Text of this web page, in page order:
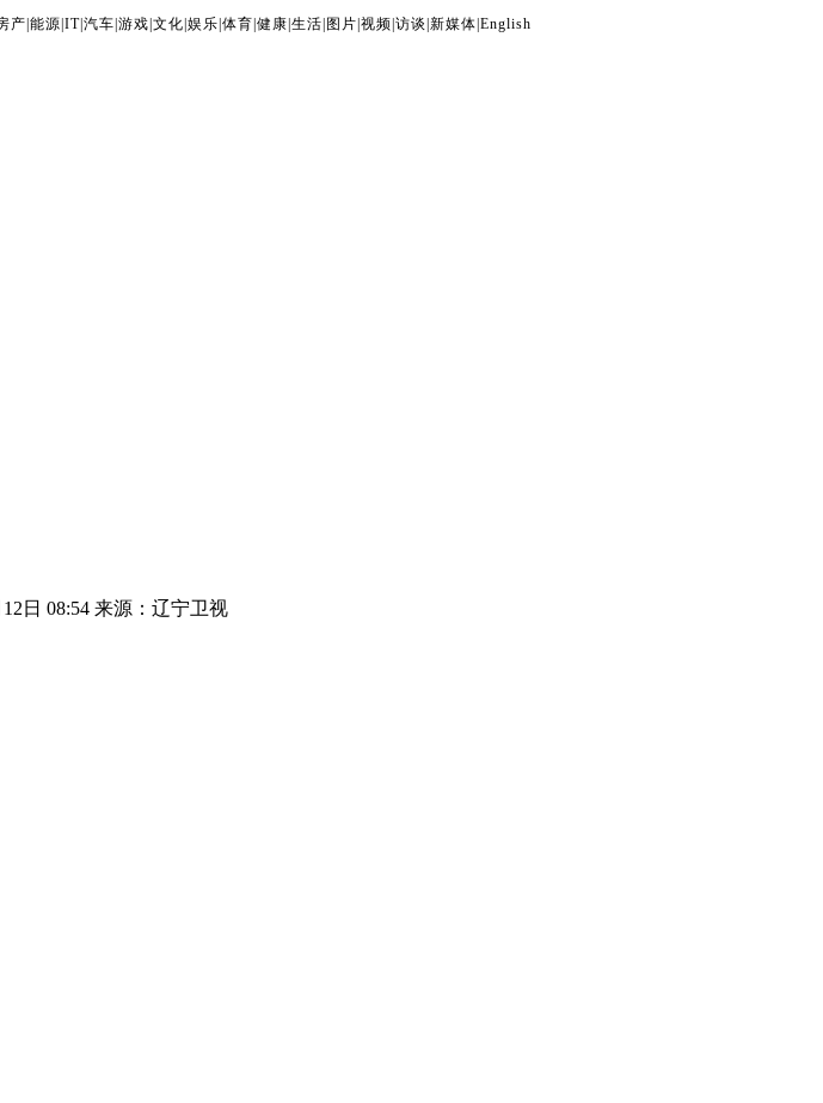
产 能源 IT| 汽车 游戏 文化 娱乐 体育 健康 生活 图片 视频 访谈 新媒体 English
日 08:54 来源：辽宁卫视